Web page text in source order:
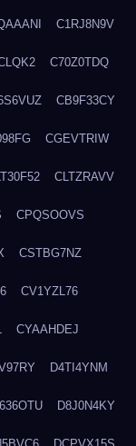
C1RJ8N9V
C70Z0TDQ
CB9F33CY
CGEVTRIW
CLTZRAVV
CPQSOOVS
CSTBG7NZ
CV1YZL76
CYAAHDEJ
D4TI4YNM
D8J0N4KY